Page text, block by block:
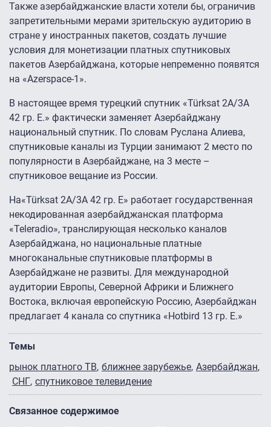
Также азербайджанские власти хотели бы, ограничив
запретительными мерами зрительскую аудиторию в
стране у иностранных пакетов, создать лучшие
условия для монетизации платных спутниковых
пакетов Азербайджана, которые непременно появятся
на «Azerspace-1».
В настоящее время турецкий спутник «Türksat 2A/3A
42 гр. E.» фактически заменяет Азербайджану
национальный спутник. По словам Руслана Алиева,
спутниковые каналы из Турции занимают 2 место по
популярности в Азербайджане, на 3 месте –
спутниковое вещание из России.
На«Türksat 2A/3A 42 гр. E» работает государственная
некодированная азербайджанская платформа
«Teleradio», транслирующая несколько каналов
Азербайджана, но национальные платные
многоканальные спутниковые платформы в
Азербайджане не развиты. Для международной
аудитории Европы, Северной Африки и Ближнего
Востока, включая европейскую Россию, Азербайджан
предлагает 4 канала со спутника «Hotbird 13 гр. Е.»
Темы
рынок платного ТВ ближнее зарубежье Азербайджан
СНГ спутниковое телевидение
Связанное содержимое